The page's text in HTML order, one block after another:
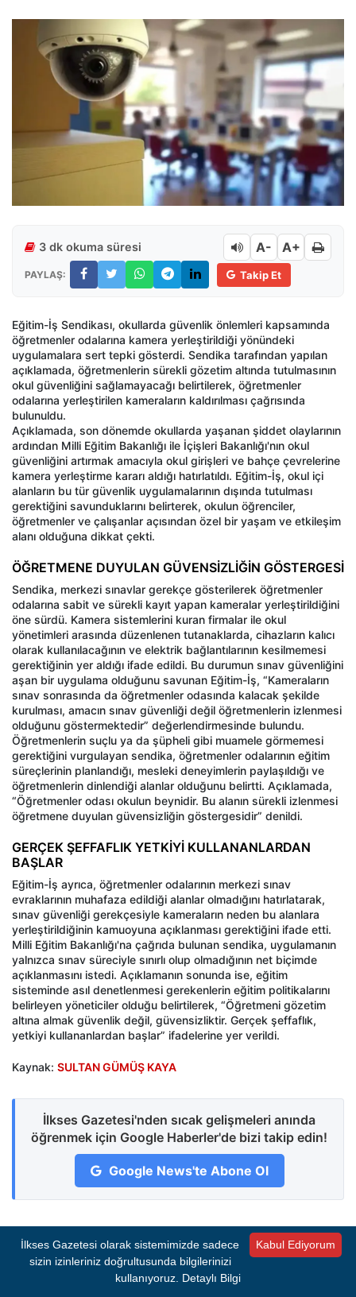
3 dk okuma süresi A- A+
PAYLAŞ: Takip Et
Eğitim-İş Sendikası, okullarda güvenlik önlemleri kapsamında
öğretmenler odalarına kamera yerleştirildiği yönündeki
uygulamalara sert tepki gösterdi. Sendika tarafından yapılan
açıklamada, öğretmenlerin sürekli gözetim altında tutulmasının
okul güvenliğini sağlamayacağı belirtilerek, öğretmenler
odalarına yerleştirilen kameraların kaldırılması çağrısında
bulunuldu.
Açıklamada, son dönemde okullarda yaşanan şiddet olaylarının
ardından Milli Eğitim Bakanlığı ile İçişleri Bakanlığı'nın okul
güvenliğini artırmak amacıyla okul girişleri ve bahçe çevrelerine
kamera yerleştirme kararı aldığı hatırlatıldı. Eğitim-İş, okul içi
alanların bu tür güvenlik uygulamalarının dışında tutulması
gerektiğini savunduklarını belirterek, okulun öğrenciler,
öğretmenler ve çalışanlar açısından özel bir yaşam ve etkileşim
alanı olduğuna dikkat çekti.
ÖĞRETMENE DUYULAN GÜVENSİZLİĞİN GÖSTERGESİ
Sendika, merkezi sınavlar gerekçe gösterilerek öğretmenler
odalarına sabit ve sürekli kayıt yapan kameralar yerleştirildiğini
öne sürdü. Kamera sistemlerini kuran firmalar ile okul
yönetimleri arasında düzenlenen tutanaklarda, cihazların kalıcı
olarak kullanılacağının ve elektrik bağlantılarının kesilmemesi
gerektiğinin yer aldığı ifade edildi. Bu durumun sınav güvenliğini
aşan bir uygulama olduğunu savunan Eğitim-İş, “Kameraların
sınav sonrasında da öğretmenler odasında kalacak şekilde
kurulması, amacın sınav güvenliği değil öğretmenlerin izlenmesi
olduğunu göstermektedir” değerlendirmesinde bulundu.
Öğretmenlerin suçlu ya da şüpheli gibi muamele görmemesi
gerektiğini vurgulayan sendika, öğretmenler odalarının eğitim
süreçlerinin planlandığı, mesleki deneyimlerin paylaşıldığı ve
öğretmenlerin dinlendiği alanlar olduğunu belirtti. Açıklamada,
“Öğretmenler odası okulun beynidir. Bu alanın sürekli izlenmesi
öğretmene duyulan güvensizliğin göstergesidir” denildi.
GERÇEK ŞEFFAFLIK YETKİYİ KULLANANLARDAN
BAŞLAR
Eğitim-İş ayrıca, öğretmenler odalarının merkezi sınav
evraklarının muhafaza edildiği alanlar olmadığını hatırlatarak,
sınav güvenliği gerekçesiyle kameraların neden bu alanlara
yerleştirildiğinin kamuoyuna açıklanması gerektiğini ifade etti.
Milli Eğitim Bakanlığı'na çağrıda bulunan sendika, uygulamanın
yalnızca sınav süreciyle sınırlı olup olmadığının net biçimde
açıklanmasını istedi. Açıklamanın sonunda ise, eğitim
sisteminde asıl denetlenmesi gerekenlerin eğitim politikalarını
belirleyen yöneticiler olduğu belirtilerek, “Öğretmeni gözetim
altına almak güvenlik değil, güvensizliktir. Gerçek şeffaflık,
yetkiyi kullananlardan başlar” ifadelerine yer verildi.
Kaynak: SULTAN GÜMÜŞ KAYA
İlkses Gazetesi'nden sıcak gelişmeleri anında
öğrenmek için Google Haberler'de bizi takip edin!
Google News'te Abone Ol
0 Yorum
Henüz yorum yapılmamış. İlk yorumu siz yapın!
Kabul Ediyorum
İlkses Gazetesi olarak sistemimizde sadece
sizin izinleriniz doğrultusunda bilgilerinizi
kullanıyoruz. Detaylı Bilgi